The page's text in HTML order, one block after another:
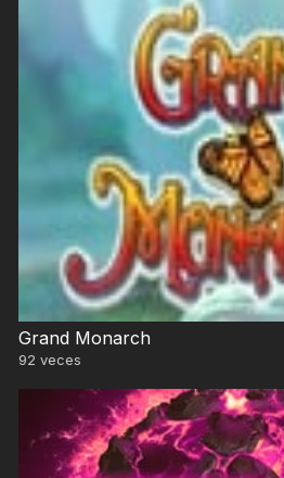
Grand Monarch
92 veces